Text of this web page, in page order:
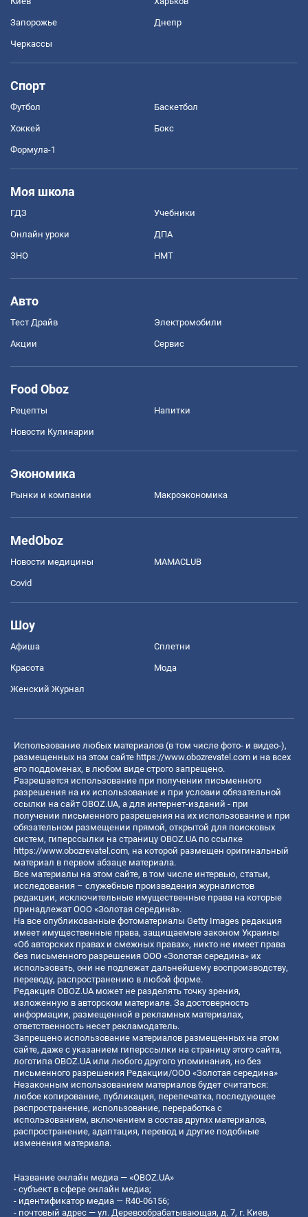
Запорожье Днепр
Черкассы
Спорт
Футбол Баскетбол
Хоккей Бокс
Формула-1
Моя школа
ГДЗ Учебники
Онлайн уроки ДПА
ЗНО НМТ
Авто
Тест Драйв Электромобили
Акции Сервис
Food Oboz
Рецепты Напитки
Новости Кулинарии
Экономика
Рынки и компании Mакроэкономика
MedOboz
Новости медицины MAMACLUB
Covid
Шоу
Афиша Сплетни
Красота Мода
Женский Журнал
Использование любых материалов (в том числе фото- и видео-),
размещенных на этом сайте https://www.obozrevatel.com и на всех
его поддоменах, в любом виде строго запрещено.
Разрешается использование при получении письменного
разрешения на их использование и при условии обязательной
ссылки на сайт OBOZ.UA, а для интернет-изданий - при
получении письменного разрешения на их использование и при
обязательном размещении прямой, открытой для поисковых
систем, гиперссылки на страницу OBOZ.UA по ссылке
https://www.obozrevatel.com, на которой размещен оригинальный
материал в первом абзаце материала.
Все материалы на этом сайте, в том числе интервью, статьи,
исследования – служебные произведения журналистов
редакции, исключительные имущественные права на которые
принадлежат ООО «Золотая середина».
На все опубликованные фотоматериалы Getty Images редакция
имеет имущественные права, защищаемые законом Украины
«Об авторских правах и смежных правах», никто не имеет права
без письменного разрешения ООО «Золотая середина» их
использовать, они не подлежат дальнейшему воспроизводству,
переводу, распространению в любой форме.
Редакция OBOZ.UA может не разделять точку зрения,
изложенную в авторском материале. За достоверность
информации, размещенной в рекламных материалах,
ответственность несет рекламодатель.
Запрещено использование материалов размещенных на этом
сайте, даже с указанием гиперссылки на страницу этого сайта,
логотипа OBOZ.UA или любого другого упоминания, но без
письменного разрешения Редакции/ООО «Золотая середина»
Незаконным использованием материалов будет считаться:
любое копирование, публикация, перепечатка, последующее
распространение, использование, переработка с
использованием, включением в состав других материалов,
распространение, адаптация, перевод и другие подобные
изменения материала.
Название онлайн медиа — «OBOZ.UA»
- субъект в сфере онлайн медиа;
- идентификатор медиа — R40-06156;
- почтовый адрес — ул. Деревообрабатывающая, д. 7, г. Киев,